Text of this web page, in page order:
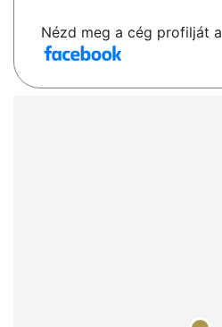
Nézd meg a cég profilját a